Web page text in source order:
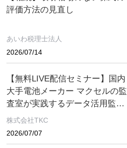
評価方法の見直し
あいわ税理士法人
2026/07/14
【無料LIVE配信セミナー】国内
大手電池メーカー マクセルの監
査室が実践するデータ活用監査
とは ～８月６日(木)、９月２日
株式会社TKC
2026/07/07